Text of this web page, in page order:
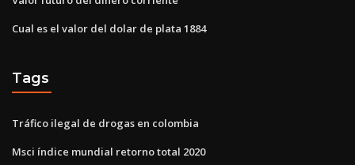
Cual es el valor del dolar de plata 1884
Tags
Tráfico ilegal de drogas en colombia
Msci índice mundial retorno total 2020